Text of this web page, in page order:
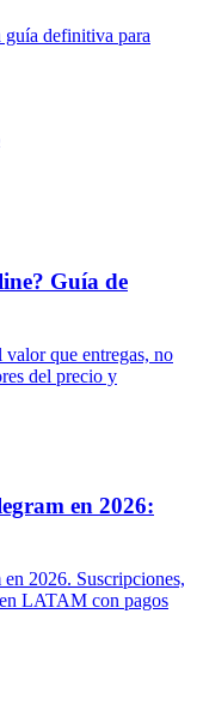
definitiva para
Guía de
que entregas, no
del precio y
en 2026:
2026. Suscripciones,
LATAM con pagos